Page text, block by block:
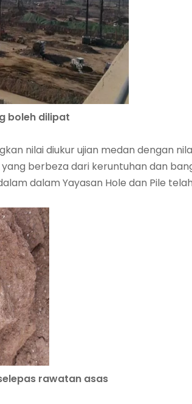
boleh dilipat
nilai diukur ujian medan dengan
berbeza dari keruntuhan dan
dalam Yayasan Hole dan Pile
rawatan asas